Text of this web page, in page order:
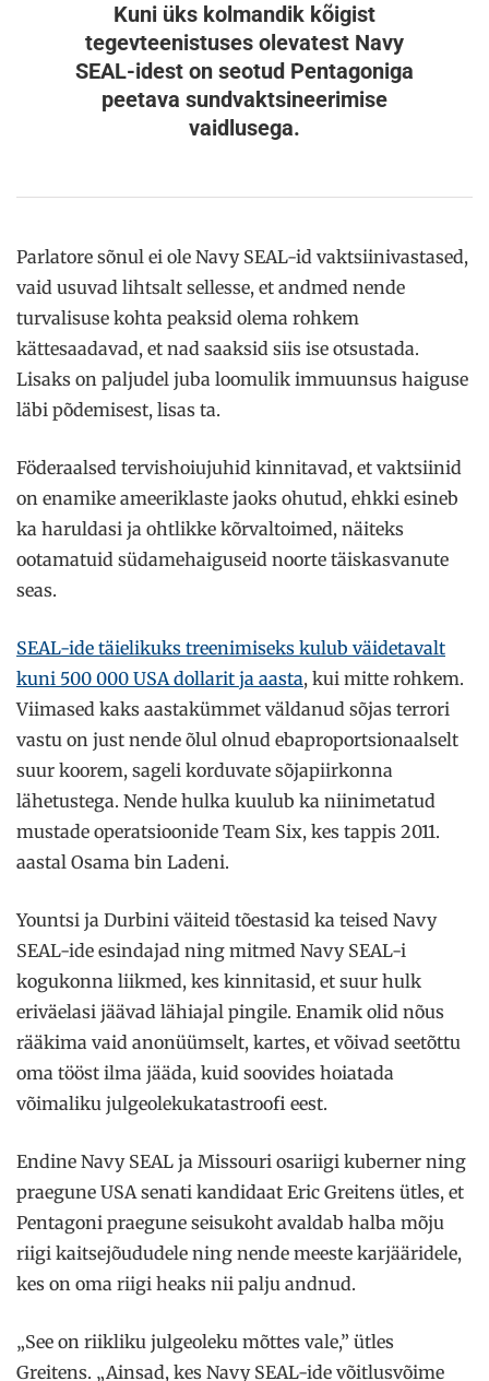
Kuni üks kolmandik kõigist
tegevteenistuses olevatest Navy
SEAL-idest on seotud Pentagoniga
peetava sundvaktsineerimise
vaidlusega.
Parlatore sõnul ei ole Navy SEAL-id vaktsiinivastased,
vaid usuvad lihtsalt sellesse, et andmed nende
turvalisuse kohta peaksid olema rohkem
kättesaadavad, et nad saaksid siis ise otsustada.
Lisaks on paljudel juba loomulik immuunsus haiguse
läbi põdemisest, lisas ta.
Föderaalsed tervishoiujuhid kinnitavad, et vaktsiinid
on enamike ameeriklaste jaoks ohutud, ehkki esineb
ka haruldasi ja ohtlikke kõrvaltoimed, näiteks
ootamatuid südamehaiguseid noorte täiskasvanute
seas.
SEAL-ide täielikuks treenimiseks kulub väidetavalt
kuni 500 000 USA dollarit ja aasta, kui mitte rohkem.
Viimased kaks aastakümmet väldanud sõjas terrori
vastu on just nende õlul olnud ebaproportsionaalselt
suur koorem, sageli korduvate sõjapiirkonna
lähetustega. Nende hulka kuulub ka niinimetatud
mustade operatsioonide Team Six, kes tappis 2011.
aastal Osama bin Ladeni.
Yountsi ja Durbini väiteid tõestasid ka teised Navy
SEAL-ide esindajad ning mitmed Navy SEAL-i
kogukonna liikmed, kes kinnitasid, et suur hulk
eriväelasi jäävad lähiajal pingile. Enamik olid nõus
rääkima vaid anonüümselt, kartes, et võivad seetõttu
oma tööst ilma jääda, kuid soovides hoiatada
võimaliku julgeolekukatastroofi eest.
Endine Navy SEAL ja Missouri osariigi kuberner ning
praegune USA senati kandidaat Eric Greitens ütles, et
Pentagoni praegune seisukoht avaldab halba mõju
riigi kaitsejõududele ning nende meeste karjääridele,
kes on oma riigi heaks nii palju andnud.
„See on riikliku julgeoleku mõttes vale,” ütles
Greitens. „Ainsad, kes Navy SEAL-ide võitlusvõime